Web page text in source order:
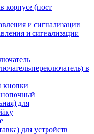
корпусе (пост
и сигнализации
и сигнализации
переключатель) в
кнопки
для
для устройств